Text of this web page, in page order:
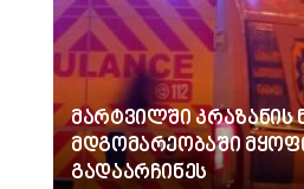
მარტვილში კრაზანის
მდგომარეობაში
გადაარჩინეს